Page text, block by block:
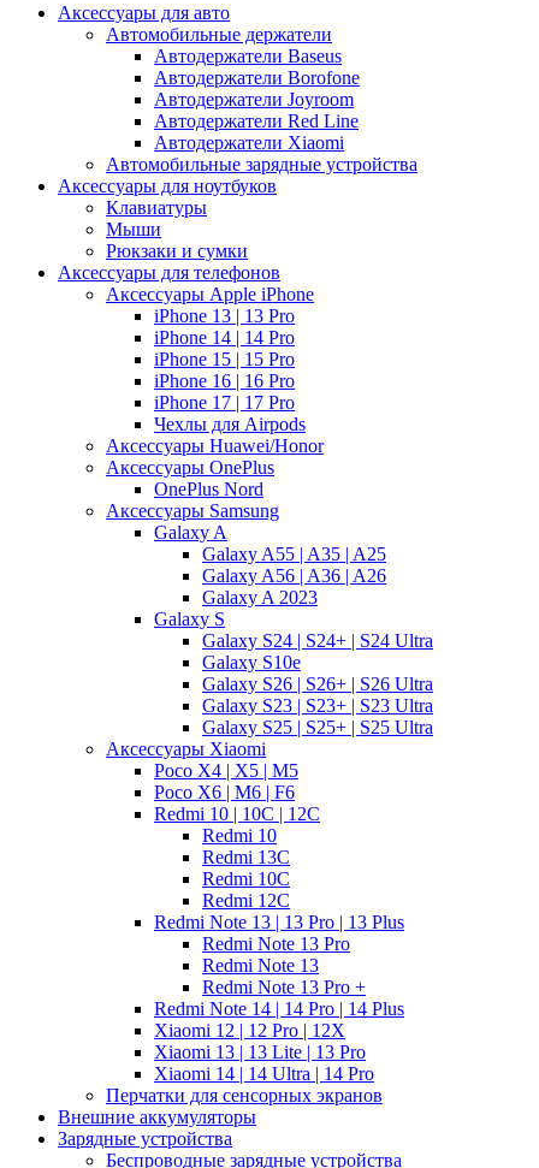
Аксессуары для авто
Автомобильные держатели
Автодержатели Baseus
Автодержатели Borofone
Автодержатели Joyroom
Автодержатели Red Line
Автодержатели Xiaomi
Автомобильные зарядные устройства
Аксессуары для ноутбуков
Клавиатуры
Мыши
Рюкзаки и сумки
Аксессуары для телефонов
Аксессуары Apple iPhone
iPhone 13 | 13 Pro
iPhone 14 | 14 Pro
iPhone 15 | 15 Pro
iPhone 16 | 16 Pro
iPhone 17 | 17 Pro
Чехлы для Airpods
Аксессуары Huawei/Honor
Аксессуары OnePlus
OnePlus Nord
Аксессуары Samsung
Galaxy A
Galaxy A55 | A35 | A25
Galaxy A56 | A36 | A26
Galaxy A 2023
Galaxy S
Galaxy S24 | S24+ | S24 Ultra
Galaxy S10e
Galaxy S26 | S26+ | S26 Ultra
Galaxy S23 | S23+ | S23 Ultra
Galaxy S25 | S25+ | S25 Ultra
Аксессуары Xiaomi
Poco X4 | X5 | M5
Poco X6 | M6 | F6
Redmi 10 | 10C | 12C
Redmi 10
Redmi 13C
Redmi 10C
Redmi 12C
Redmi Note 13 | 13 Pro | 13 Plus
Redmi Note 13 Pro
Redmi Note 13
Redmi Note 13 Pro +
Redmi Note 14 | 14 Pro | 14 Plus
Xiaomi 12 | 12 Pro | 12X
Xiaomi 13 | 13 Lite | 13 Pro
Xiaomi 14 | 14 Ultra | 14 Pro
Перчатки для сенсорных экранов
Внешние аккумуляторы
Зарядные устройства
Беспроводные зарядные устройства